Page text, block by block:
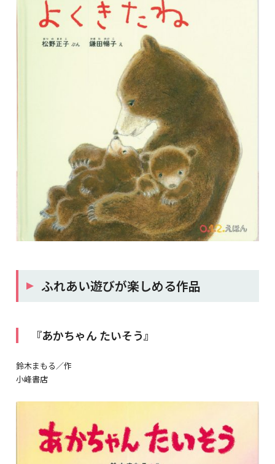
ふれあい遊びが楽しめる作品
『あかちゃん たいそう』
鈴木まもる／作
小峰書店